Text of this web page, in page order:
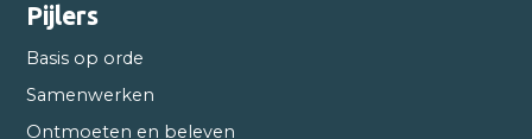
Pijlers
Basis op orde
Samenwerken
Ontmoeten en beleven